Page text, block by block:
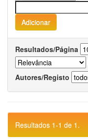
Resultados/Página
Autores/Registo
Resultados 1-1 de 1.